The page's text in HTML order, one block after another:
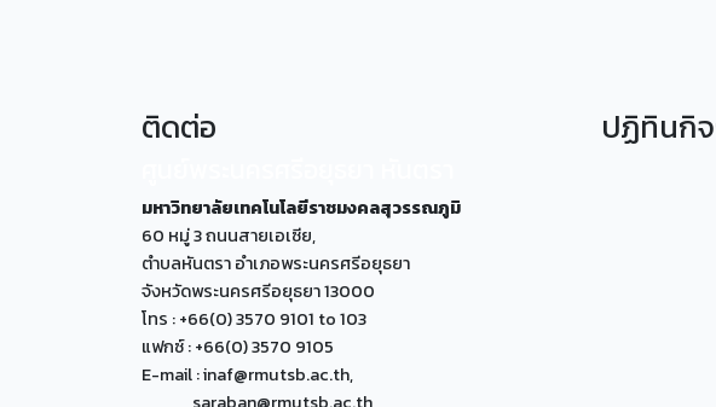
ติดต่อ
มหาวิทยาลัยเทคโนโลยีราชมงคลสุวรรณภูมิ
60 หมู่ 3 ถนนสายเอเซีย,
ตำบลหันตรา อำเภอพระนครศรีอยุธยา
จังหวัดพระนครศรีอยุธยา 13000
โทร : +66(0) 3570 9101 to 103
แฟกซ์ : +66(0) 3570 9105
E-mail : inaf@rmutsb.ac.th,
ปฏิทินกิ